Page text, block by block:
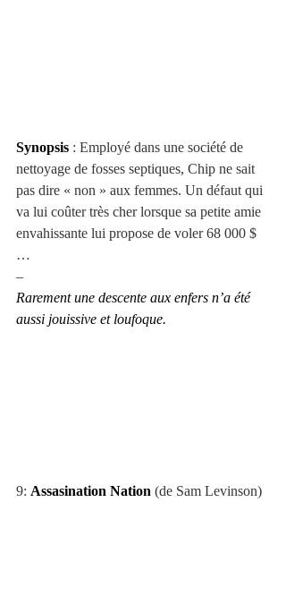
Synopsis : Employé dans une société de
nettoyage de fosses septiques, Chip ne sait
pas dire « non » aux femmes. Un défaut qui
va lui coûter très cher lorsque sa petite amie
envahissante lui propose de voler 68 000 $
…
–
Rarement une descente aux enfers n’a été
aussi jouissive et loufoque.
9: Assasination Nation (de Sam Levinson)